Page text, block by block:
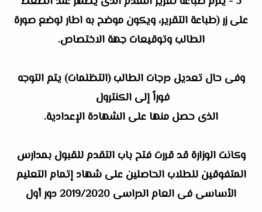
على زر (طباعة التقرير، ويكون موضح به اطار لوضع صورة
الطالب وتوقيعات جهة الاختصاص.
وفى حال تعديل درجات الطالب (التظلمات) يتم التوجه
فوراً إلى الكنترول
الذى حصل منها على الشهادة الإعدادية.
وكانت الوزارة قد قررت فتح باب التقدم للقبول بمدارس
المتفوقين للطلاب الحاصلين على شهاد إتمام التعليم
الأساسى فى العام الدراسى 2019/2020 دور أول